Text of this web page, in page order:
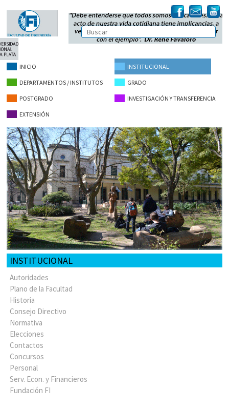
INICIO INSTITUCIONAL
DEPARTAMENTOS / INSTITUTOS GRADO
POSTGRADO INVESTIGACIÓN Y TRANSFERENCIA
EXTENSIÓN
INSTITUCIONAL
Autoridades
Plano de la Facultad
Historia
Consejo Directivo
Normativa
Elecciones
Contactos
Concursos
Personal
Serv. Econ. y Financieros
Fundación FI